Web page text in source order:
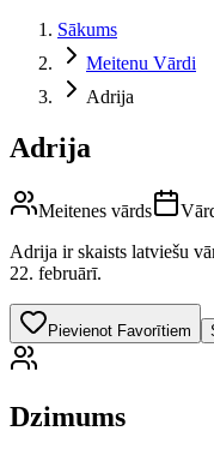
Sākums
Meitenu Vārdi
Adrija
Adrija
Meitenes vārds
Adrija ir skaists latviešu
22. februārī.
Pievienot Favorītiem
Dzimums